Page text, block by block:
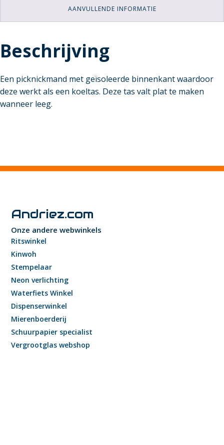
AANVULLENDE INFORMATIE
Beschrijving
Een picknickmand met geïsoleerde binnenkant waardoor
deze werkt als een koeltas. Deze tas valt plat te maken
wanneer leeg.
Andriez.com
Onze andere webwinkels
Ritswinkel
Kinwoh
Stempelaar
Neon verlichting
Waterfiets Winkel
Dispenserwinkel
Mierenboerderij
Schuurpapier specialist
Vergrootglas webshop